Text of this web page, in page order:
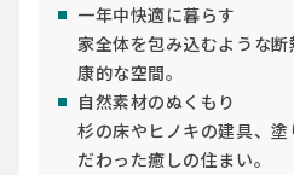
一年中快適に暮らす
家全体を包み込むような
康的な空間。
自然素材のぬくもり
杉の床やヒノキの建具、
だわった癒しの住まい。